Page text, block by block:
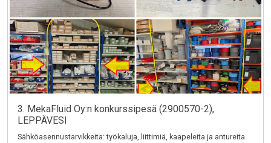
3. MekaFluid Oy:n konkurssipesä (2900570-2),
LEPPÄVESI
Sähköasennustarvikkeita: työkaluja, liittimiä, kaapeleita ja antureita.